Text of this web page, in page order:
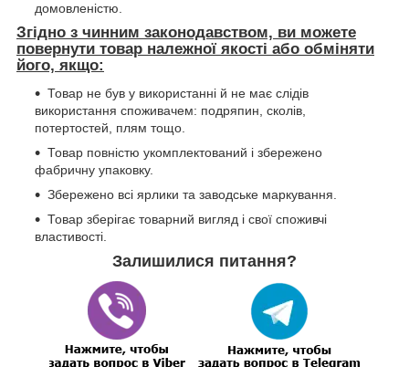
домовленістю.
Згідно з чинним законодавством, ви можете
повернути товар належної якості або обміняти
його, якщо:
Товар не був у використанні й не має слідів
використання споживачем: подряпин, сколів,
потертостей, плям тощо.
Товар повністю укомплектований і збережено
фабричну упаковку.
Збережено всі ярлики та заводське маркування.
Товар зберігає товарний вигляд і свої споживчі
властивості.
Залишилися питання?